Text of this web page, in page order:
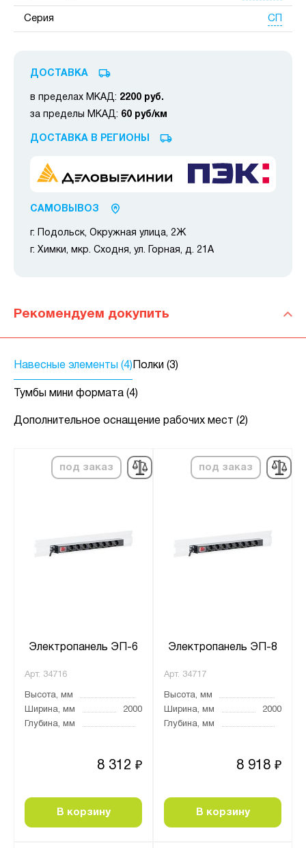
Серия СП
ДОСТАВКА
в пределах МКАД: 2200 руб.
за пределы МКАД: 60 руб/км
ДОСТАВКА В РЕГИОНЫ
САМОВЫВОЗ
г. Подольск, Окружная улица, 2Ж
г. Химки, мкр. Сходня, ул. Горная, д. 21А
Рекомендуем докупить
Навесные элементы (4) Полки (3)
Тумбы мини формата (4)
Дополнительное оснащение рабочих мест (2)
под заказ
Электропанель ЭП-6
Арт. 34716
Высота, мм
Ширина, мм
2000
Глубина, мм
8 312 ₽
В корзину
под заказ
Электропанель ЭП-8
Арт. 34717
Высота, мм
Ширина, мм
2000
Глубина, мм
8 918 ₽
В корзину